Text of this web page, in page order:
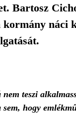
Bartosz
náci
teszi
hogy